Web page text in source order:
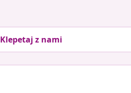
Klepetaj z nami